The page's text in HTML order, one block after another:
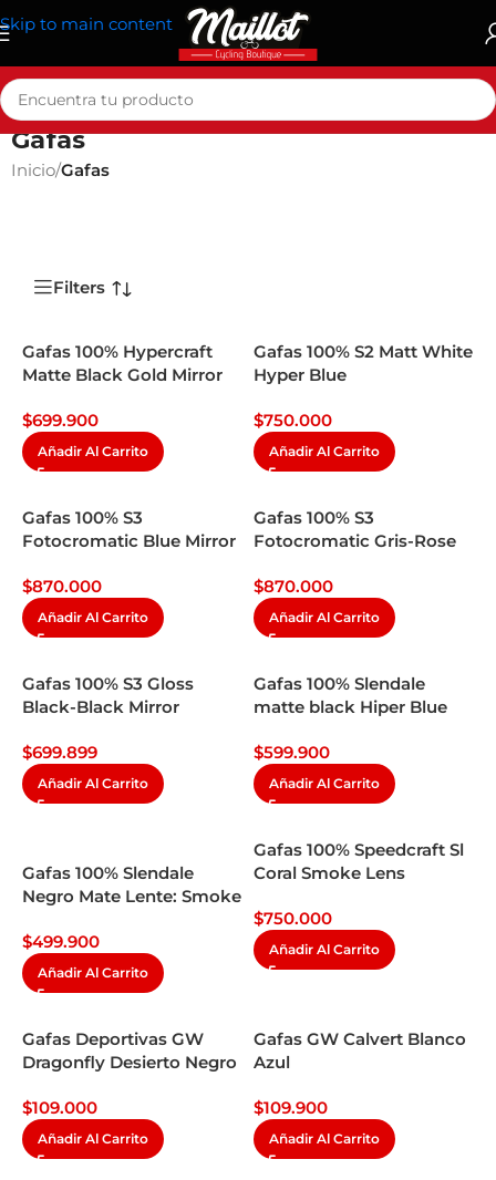
Skip to main content
Gafas
Inicio/Gafas
Filters
Gafas 100% Hypercraft
Matte Black Gold Mirror
$699.900
Añadir Al Carrito
Gafas 100% S2 Matt White
Hyper Blue
$750.000
Añadir Al Carrito
Gafas 100% S3
Fotocromatic Blue Mirror
$870.000
Añadir Al Carrito
Gafas 100% S3
Fotocromatic Gris-Rose
$870.000
Añadir Al Carrito
Gafas 100% S3 Gloss
Black-Black Mirror
$699.899
Añadir Al Carrito
Gafas 100% Slendale
matte black Hiper Blue
$599.900
Añadir Al Carrito
Gafas 100% Slendale
Negro Mate Lente: Smoke
$499.900
Añadir Al Carrito
Gafas 100% Speedcraft Sl
Coral Smoke Lens
$750.000
Añadir Al Carrito
Gafas Deportivas GW
Dragonfly Desierto Negro
$109.000
Añadir Al Carrito
Gafas GW Calvert Blanco
Azul
$109.900
Añadir Al Carrito